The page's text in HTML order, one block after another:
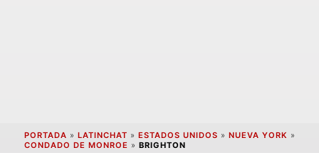
PORTADA » LATINCHAT » ESTADOS UNIDOS » NUEVA YORK »
CONDADO DE MONROE » BRIGHTON